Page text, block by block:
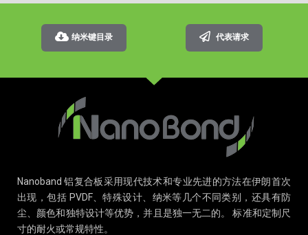
纳米键目录 代表请求
Nanoband 铝复合板采用现代技术和专业先进的方法在伊朗首次
出现，包括 PVDF、特殊设计、纳米等几个不同类别，还具有防
尘、颜色和独特设计等优势，并且是独一无二的。 标准和定制尺
寸的耐火或常规特性。